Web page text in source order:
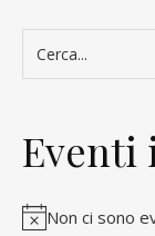
Eventi
Non ci sono